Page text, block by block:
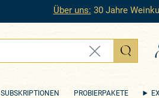
Über uns: 30 Jahre
SUBSKRIPTIONEN PROBIERPAKETE